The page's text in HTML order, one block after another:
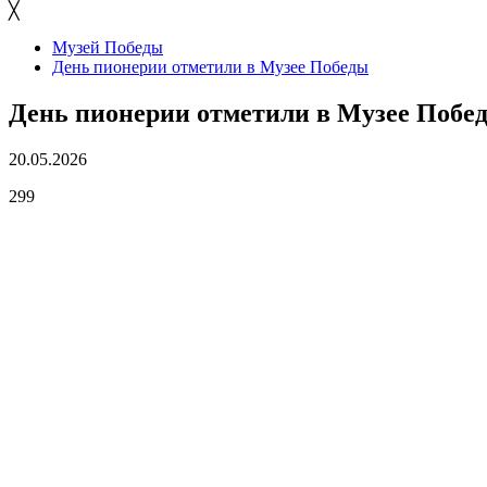
╳
Музей Победы
День пионерии отметили в Музее Победы
День пионерии отметили в Музее
20.05.2026
299